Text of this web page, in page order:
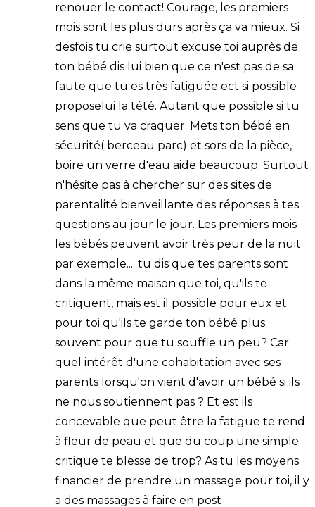
renouer le contact! Courage, les premiers
mois sont les plus durs après ça va mieux. Si
desfois tu crie surtout excuse toi auprès de
ton bébé dis lui bien que ce n'est pas de sa
faute que tu es très fatiguée ect si possible
proposelui la tété. Autant que possible si tu
sens que tu va craquer. Mets ton bébé en
sécurité( berceau parc) et sors de la pièce,
boire un verre d'eau aide beaucoup. Surtout
n'hésite pas à chercher sur des sites de
parentalité bienveillante des réponses à tes
questions au jour le jour. Les premiers mois
les bébés peuvent avoir très peur de la nuit
par exemple.... tu dis que tes parents sont
dans la même maison que toi, qu'ils te
critiquent, mais est il possible pour eux et
pour toi qu'ils te garde ton bébé plus
souvent pour que tu souffle un peu? Car
quel intérêt d'une cohabitation avec ses
parents lorsqu'on vient d'avoir un bébé si ils
ne nous soutiennent pas ? Et est ils
concevable que peut être la fatigue te rend
à fleur de peau et que du coup une simple
critique te blesse de trop? As tu les moyens
financier de prendre un massage pour toi, il y
a des massages à faire en post